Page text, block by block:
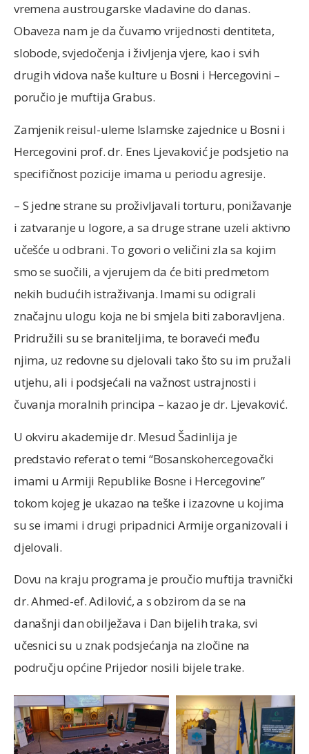
vremena austrougarske vladavine do danas.
Obaveza nam je da čuvamo vrijednosti dentiteta,
slobode, svjedočenja i življenja vjere, kao i svih
drugih vidova naše kulture u Bosni i Hercegovini –
poručio je muftija Grabus.
Zamjenik reisul-uleme Islamske zajednice u Bosni i
Hercegovini prof. dr. Enes Ljevaković je podsjetio na
specifičnost pozicije imama u periodu agresije.
– S jedne strane su proživljavali torturu, ponižavanje
i zatvaranje u logore, a sa druge strane uzeli aktivno
učešće u odbrani. To govori o veličini zla sa kojim
smo se suočili, a vjerujem da će biti predmetom
nekih budućih istraživanja. Imami su odigrali
značajnu ulogu koja ne bi smjela biti zaboravljena.
Pridružili su se braniteljima, te boraveći među
njima, uz redovne su djelovali tako što su im pružali
utjehu, ali i podsjećali na važnost ustrajnosti i
čuvanja moralnih principa – kazao je dr. Ljevaković.
U okviru akademije dr. Mesud Šadinlija je
predstavio referat o temi “Bosanskohercegovački
imami u Armiji Republike Bosne i Hercegovine”
tokom kojeg je ukazao na teške i izazovne u kojima
su se imami i drugi pripadnici Armije organizovali i
djelovali.
Dovu na kraju programa je proučio muftija travnički
dr. Ahmed-ef. Adilović, a s obzirom da se na
današnji dan obilježava i Dan bijelih traka, svi
učesnici su u znak podsjećanja na zločine na
području općine Prijedor nosili bijele trake.